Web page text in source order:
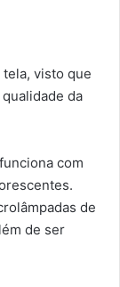
visto que
da
com
de
de ser